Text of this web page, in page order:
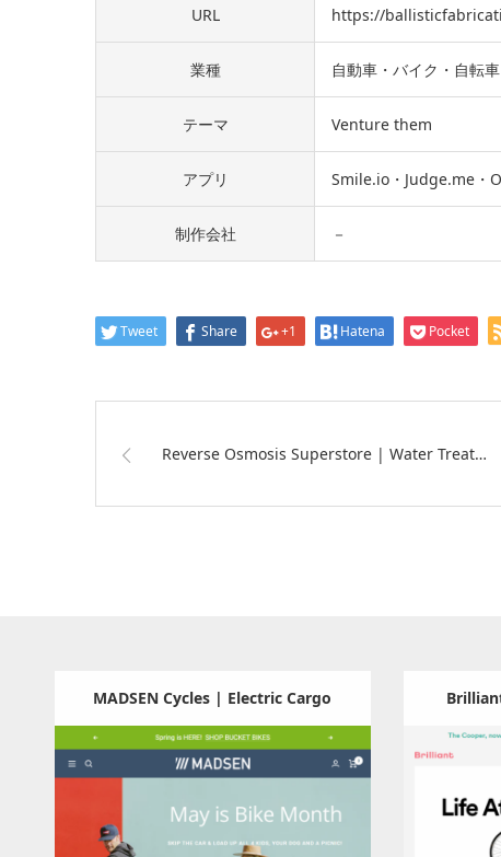
URL https://
業種 自動車・バイク・自転車
テーマ Venture them
アプリ Smile.io・Judge.me・
制作会社 －
Tweet Share +1 Hatena Pocket
Reverse Osmosis Superstore | Water Treat…
MADSEN Cycles | Electric Cargo
Bikes | Carries Up To 4 Kids and
Cargo
Update:2024.07.11
Category:
自動車・バイク・自転車